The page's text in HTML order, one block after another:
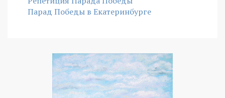
Парад Победы в Екатеринбурге